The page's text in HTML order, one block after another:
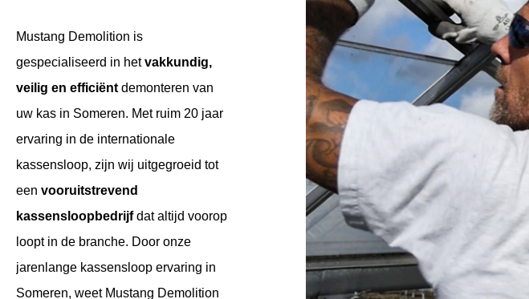
Mustang Demolition is
gespecialiseerd in hetvakkundig,
veilig en efficiënt demonteren van
uw kas in Someren. Met ruim 20 jaar
ervaring in de internationale
kassensloop, zijn wij uitgegroeid tot
een vooruitstrevend
kassensloopbedrijfdat altijd voorop
loopt in de branche. Door onze
jarenlange kassensloop ervaring in
Someren, weet Mustang Demolition